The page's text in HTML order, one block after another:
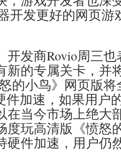
开发更好的网页
开发商Rovio周三
新的专属关卡，并
的小鸟》网页版将
件加速，如果用户
在当今市场上绝大
度玩高清版《愤怒
硬件加速，用户仍